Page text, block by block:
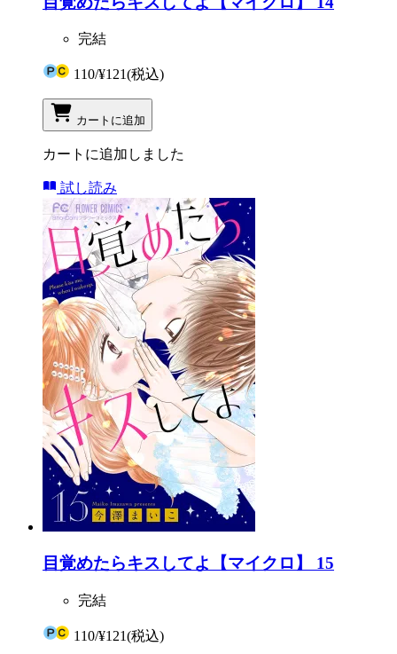
完結
110/¥121(税込)
カートに追加
カートに追加しました
試し読み
目覚めたらキスしてよ【マイクロ】 15
完結
110/¥121(税込)